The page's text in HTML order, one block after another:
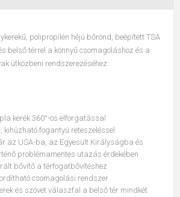
polipropilén héjú bőrönd, beépített TSA
belső térrel a könnyű csomagoláshoz és a
útközbeni rendszerezéséhez.
kerék 360°-os elforgatással
kihúzható fogantyú reteszeléssel
az USA-ba, az Egyesült Királyságba és
problémamentes utazás érdekében
bővítő a térfogatbővítéshez
csomagolási rendszer
és szövet válaszfal a belső tér mindkét